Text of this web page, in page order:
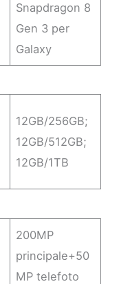
Snapdragon 8
Gen 3 per
Galaxy
12GB/256GB;
12GB/512GB;
12GB/1TB
200MP
principale+50
MP telefoto